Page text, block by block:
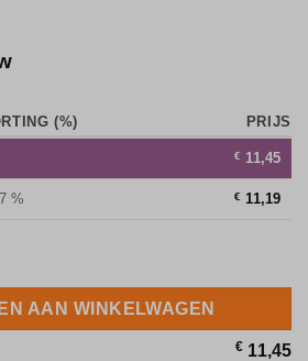
(%) PRIJS
€ 11,45
% € 11,19
70cl aantal
AAN WINKELWAGEN
€ 11,45